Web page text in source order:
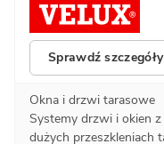
Sprawdź szczegóły
Okna i drzwi tarasowe
Systemy drzwi i okien
dużych przeszkleniach